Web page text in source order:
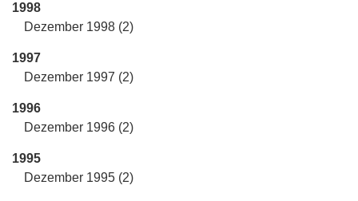
1998
Dezember 1998 (2)
1997
Dezember 1997 (2)
1996
Dezember 1996 (2)
1995
Dezember 1995 (2)